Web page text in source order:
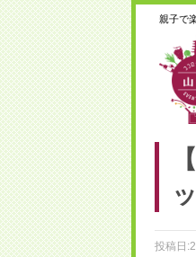
親子で
投稿日